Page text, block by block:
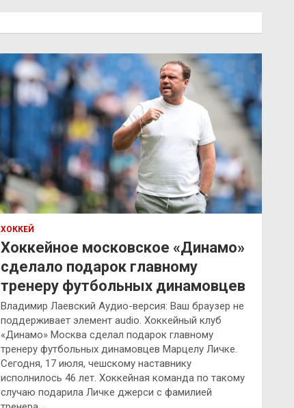
ХОККЕЙ
Хоккейное московское «Динамо»
сделало подарок главному
тренеру футбольных динамовцев
Владимир Лаевский Аудио-версия: Ваш браузер не
поддерживает элемент audio. Хоккейный клуб
«Динамо» Москва сделал подарок главному
тренеру футбольных динамовцев Марцелу Личке.
Сегодня, 17 июля, чешскому наставнику
исполнилось 46 лет. Хоккейная команда по такому
случаю подарила Личке джерси с фамилией